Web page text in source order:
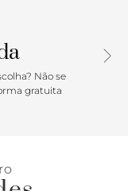
e bolsos
de elástico
essa bermuda
tecido
Não se
gratuita